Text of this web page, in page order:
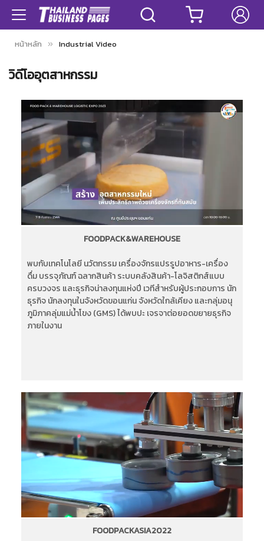
หน้าหลัก Industrial Video
วิดีโออุตสาหกรรม
FOODPACK&WAREHOUSE
พบกับเทคโนโลยี นวัตกรรม เครื่องจักรแปรรูปอาหาร-เครื่อง
ดื่ม บรรจุภัณฑ์ ฉลากสินค้า ระบบคลังสินค้า-โลจิสติกส์แบบ
ครบวงจร และธุรกิจน่าลงทุนแห่งปี เวทีสำหรับผู้ประกอบการ นัก
ธุรกิจ นักลงทุนในจังหวัดขอนแก่น จังหวัดใกล้เคียง และกลุ่มอนุ
ภูมิภาคลุ่มแม่น้ำโขง (GMS) ได้พบปะ เจรจาต่อยอดขยายธุรกิจ
ภายในงาน
FOODPACKASIA2022